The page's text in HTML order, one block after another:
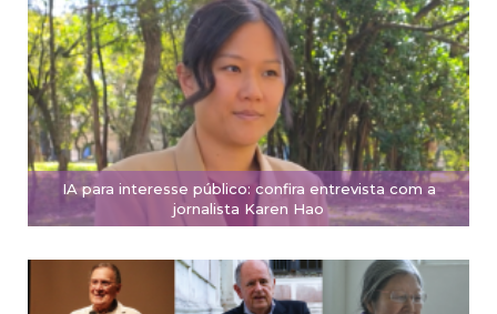
IA para interesse público: confira entrevista com a
jornalista Karen Hao